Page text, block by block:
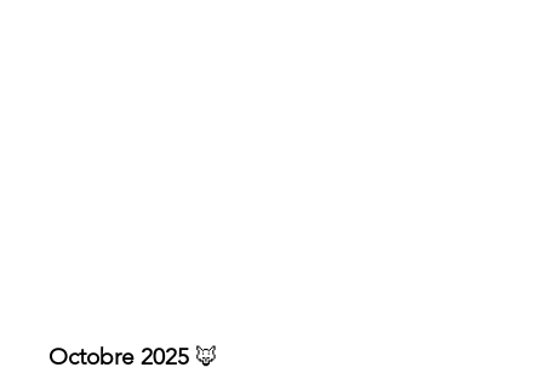
Octobre 2025 🦊